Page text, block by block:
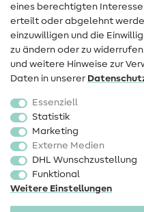
Widerrufsrecht
Beliebt
Stoffe
Sale
Schnittmuster
eines berechtigten
erteilt oder abgelehnt
einzuwilligen und die
zu ändern oder zu
und weitere Hinweise zur
Daten in unserer
Essenziell
Statistik
Marketing
Externe Medien
DHL Wunschzustellung
Funktional
Weitere Einstellungen